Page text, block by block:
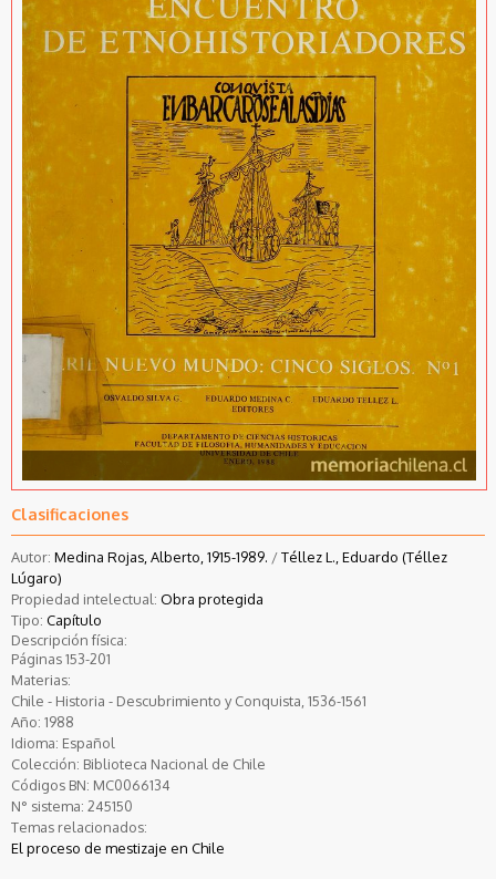
Clasificaciones
Autor: Medina Rojas, Alberto, 1915-1989. /Téllez L., Eduardo (Téllez
Lúgaro)
Propiedad intelectual: Obra protegida
Tipo: Capítulo
Descripción física:
Páginas 153-201
Materias:
Chile - Historia - Descubrimiento y Conquista, 1536-1561
Año: 1988
Idioma: Español
Colección: Biblioteca Nacional de Chile
Códigos BN: MC0066134
N° sistema: 245150
Temas relacionados:
El proceso de mestizaje en Chile